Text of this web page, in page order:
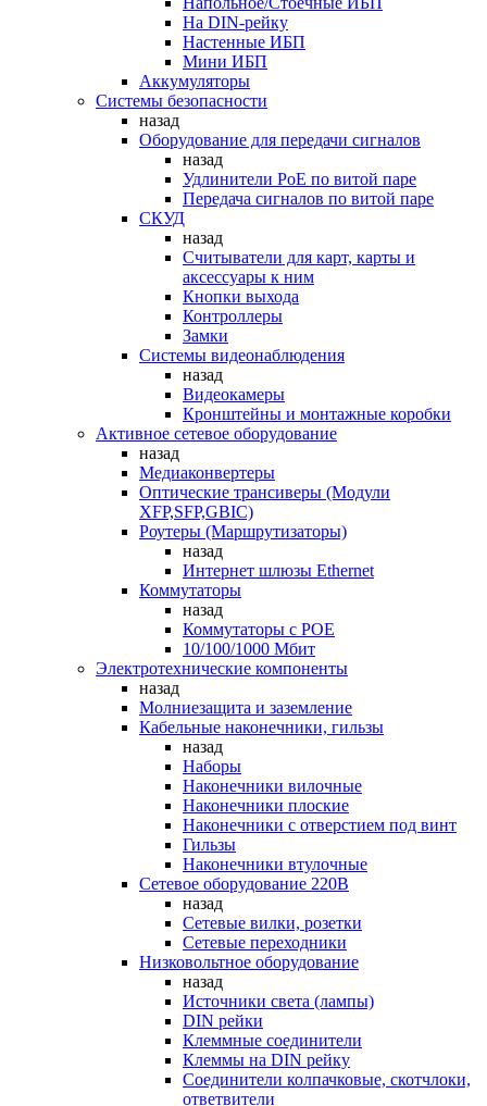
На DIN-рейку
Настенные ИБП
Мини ИБП
Аккумуляторы
Системы безопасности
назад
Оборудование для передачи сигналов
назад
Удлинители PoE по витой паре
Передача сигналов по витой паре
СКУД
назад
Считыватели для карт, карты и
аксессуары к ним
Кнопки выхода
Контроллеры
Замки
Системы видеонаблюдения
назад
Видеокамеры
Кронштейны и монтажные коробки
Активное сетевое оборудование
назад
Медиаконвертеры
Оптические трансиверы (Модули
XFP,SFP,GBIC)
Роутеры (Маршрутизаторы)
назад
Интернет шлюзы Ethernet
Коммутаторы
назад
Коммутаторы c POE
10/100/1000 Мбит
Электротехнические компоненты
назад
Молниезащита и заземление
Кабельные наконечники, гильзы
назад
Наборы
Наконечники вилочные
Наконечники плоские
Наконечники с отверстием под винт
Гильзы
Наконечники втулочные
Сетевое оборудование 220В
назад
Сетевые вилки, розетки
Сетевые переходники
Низковольтное оборудование
назад
Источники света (лампы)
DIN рейки
Клеммные соединители
Клеммы на DIN рейку
Соединители колпачковые, скотчлоки,
ответвители